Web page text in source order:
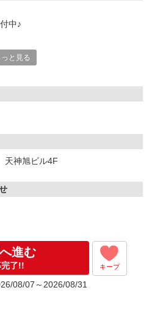
中♪
ルorお電話でご連絡します。
・出張面接・事務所面接と選べま
整もOKです！
っと見る
神旭ビル4F
進む
了!! キープ
08/07～2026/08/31